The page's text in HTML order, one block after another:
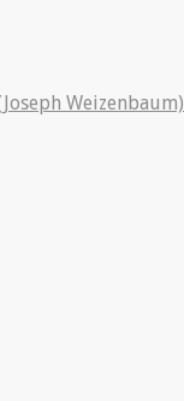
Weizenbaum)